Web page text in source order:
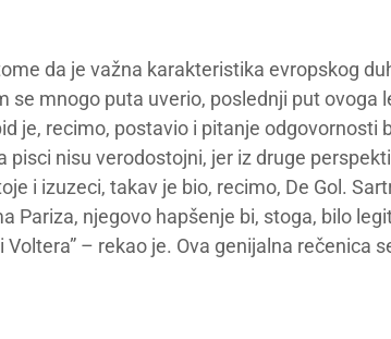
da je važna karakteristika evropskog
se mnogo puta uverio, poslednji put ovoga
je, recimo, postavio i pitanje odgovornosti
pisci nisu verodostojni, jer iz druge
i izuzeci, takav je bio, recimo, De Gol.
Pariza, njegovo hapšenje bi, stoga, bilo
– rekao je. Ova genijalna rečenica